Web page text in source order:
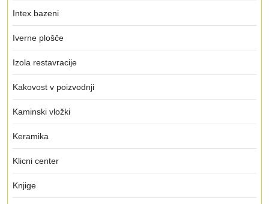
Intex bazeni
Iverne plošče
Izola restavracije
Kakovost v poizvodnji
Kaminski vložki
Keramika
Klicni center
Knjige